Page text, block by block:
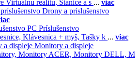
Virtuálnu realitu, Stanice a s ... viac
Drony a príslušenstvo
PC Príslušenstvo
Klávesnica + myš, Tašky k ... viac
Monitory a displeje
Monitory ACER, Monitory DELL, M